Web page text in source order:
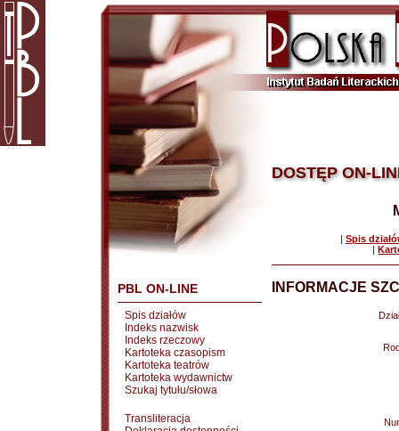
PBL ON-LINE
Spis działów
Indeks nazwisk
Indeks rzeczowy
Kartoteka czasopism
Kartoteka teatrów
Kartoteka wydawnictw
Szukaj tytułu/słowa
Transliteracja
DOSTĘP ON-
| Spis
|
INFORMACJE